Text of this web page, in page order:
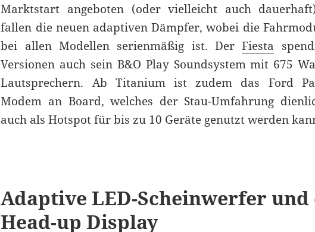
Marktstart angeboten (oder vielleicht auch
fallen die neuen adaptiven Dämpfer, wobei die
bei allen Modellen serienmäßig ist. DerFiesta
Versionen auch sein B&O Play Soundsystem mit 675
Lautsprechern. Ab Titanium ist zudem das Ford
Modem an Board, welches der Stau-Umfahrung
auch als Hotspot für bis zu 10 Geräte genutzt werden
Adaptive LED-Scheinwerfer und
Head-up Display